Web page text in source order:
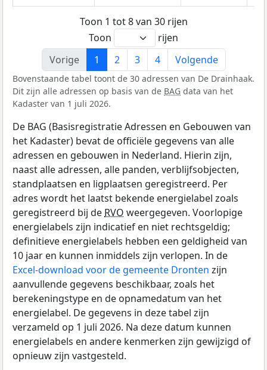
Toon 1 tot 8 van 30 rijen
Toon
rijen
Vorige
1 2 3 4 Volgende
Bovenstaande tabel toont de 30 adressen van De Drainhaak.
Dit zijn alle adressen op basis van de BAG data van het
Kadaster van 1 juli 2026.
De BAG (Basisregistratie Adressen en Gebouwen van
het Kadaster) bevat de officiële gegevens van alle
adressen en gebouwen in Nederland. Hierin zijn,
naast alle adressen, alle panden, verblijfsobjecten,
standplaatsen en ligplaatsen geregistreerd. Per
adres wordt het laatst bekende energielabel zoals
geregistreerd bij de RVO weergegeven. Voorlopige
energielabels zijn indicatief en niet rechtsgeldig;
definitieve energielabels hebben een geldigheid van
10 jaar en kunnen inmiddels zijn verlopen. In de
Excel-download voor de gemeente Dronten zijn
aanvullende gegevens beschikbaar, zoals het
berekeningstype en de opnamedatum van het
energielabel. De gegevens in deze tabel zijn
verzameld op 1 juli 2026. Na deze datum kunnen
energielabels en andere kenmerken zijn gewijzigd of
opnieuw zijn vastgesteld.